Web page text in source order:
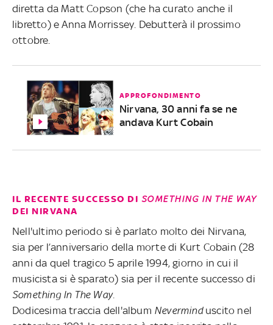
diretta da Matt Copson (che ha curato anche il
libretto) e Anna Morrissey. Debutterà il prossimo
ottobre.
APPROFONDIMENTO
Nirvana, 30 anni fa se ne
andava Kurt Cobain
IL RECENTE SUCCESSO DI SOMETHING IN THE WAY
DEI NIRVANA
Nell'ultimo periodo si è parlato molto dei Nirvana,
sia per l’anniversario della morte di Kurt Cobain (28
anni da quel tragico 5 aprile 1994, giorno in cui il
musicista si è sparato) sia per il recente successo di
Something In The Way.
Dodicesima traccia dell'album Neverminduscito nel